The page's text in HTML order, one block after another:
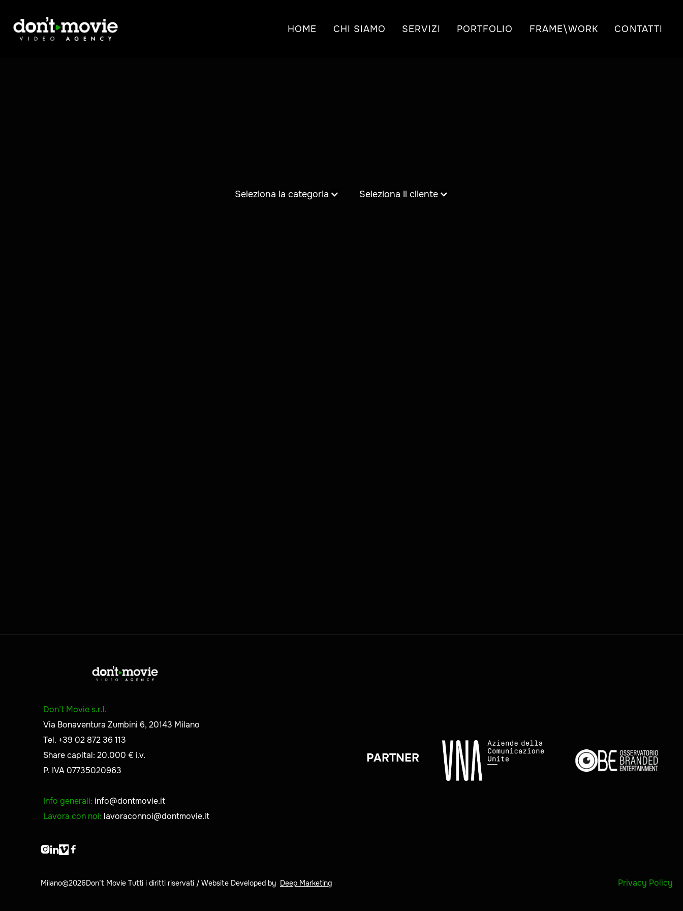
HOME CHI SIAMO SERVIZI PORTFOLIO FRAME\WORK CONTATTI
Seleziona la categoria Seleziona il cliente
Don’t Movie s.r.l.
Via Bonaventura Zumbini 6, 20143 Milano
Tel. +39 02 872 36 113
Share capital: 20.000 € i.v.
P. IVA 07735020963
Info generali: info@dontmovie.it
Lavora con noi: lavoraconnoi@dontmovie.it
 
PARTNER
Milano©2026Don’t Movie Tutti i diritti riservati / Website Developed by Deep Marketing Privacy Policy